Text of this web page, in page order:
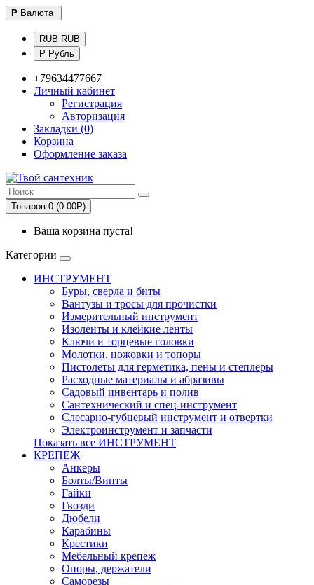
Р Валюта
RUB RUB
Р Рубль
+79634477667
Личный кабинет
Регистрация
Авторизация
Закладки (0)
Корзина
Оформление заказа
Товаров 0 (0.00Р)
Ваша корзина пуста!
Категории
ИНСТРУМЕНТ
Буры, сверла и биты
Вантузы и тросы для прочистки
Измерительный инструмент
Изоленты и клейкие ленты
Ключи и торцевые головки
Молотки, ножовки и топоры
Пистолеты для герметика, пены и степлеры
Расходные материалы и абразивы
Садовый инвентарь и полив
Сантехнический и спец-инструмент
Слесарно-губцевый инструмент и отвертки
Электроинструмент и запчасти
Показать все ИНСТРУМЕНТ
КРЕПЕЖ
Анкеры
Болты/Винты
Гайки
Гвозди
Дюбели
Карабины
Крестики
Мебельный крепеж
Опоры, держатели
Саморезы